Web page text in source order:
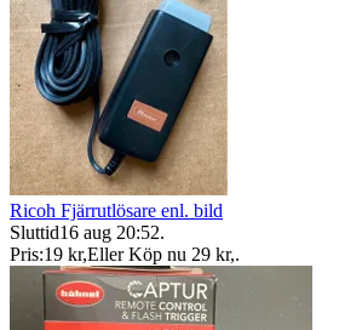
Ricoh Fjärrutlösare enl. bild
Sluttid16 aug 20:52.
Pris:19 kr,Eller Köp nu 29 kr,.